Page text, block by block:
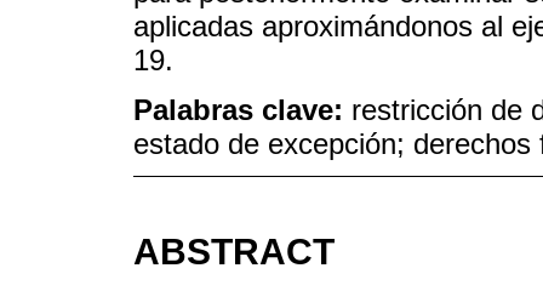
aplicadas aproximándonos al
19.
Palabras clave: restricción de
estado de excepción;
ABSTRACT